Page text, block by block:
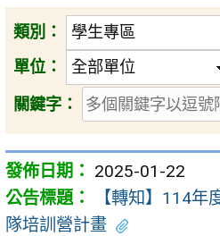
類別：
單位：
關鍵字：
2025-01-22
【轉知】114年
隊培訓營計畫